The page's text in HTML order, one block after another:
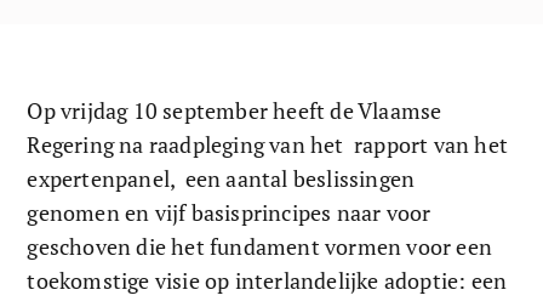
Op vrijdag 10 september heeft de Vlaamse
Regering na raadpleging van het  rapport van het
expertenpanel,  een aantal beslissingen
genomen en vijf basisprincipes naar voor
geschoven die het fundament vormen voor een
toekomstige visie op interlandelijke adoptie: een